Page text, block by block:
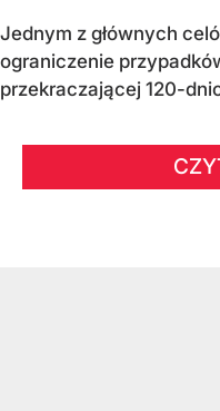
Jednym z głównych
ograniczenie
przekraczającej 120-